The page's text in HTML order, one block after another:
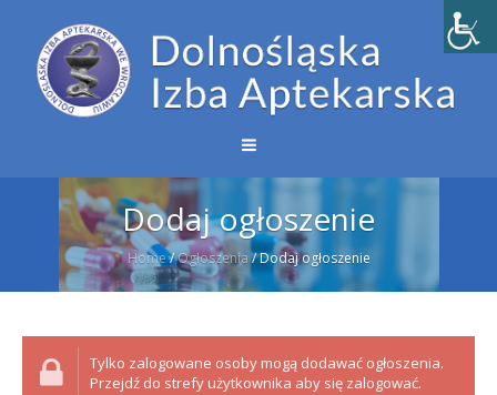
Dodaj ogłoszenie
Home/Ogłoszenia/Dodaj ogłoszenie
Tylko zalogowane osoby mogą dodawać ogłoszenia.
Przejdź do strefy użytkownika aby się zalogować.